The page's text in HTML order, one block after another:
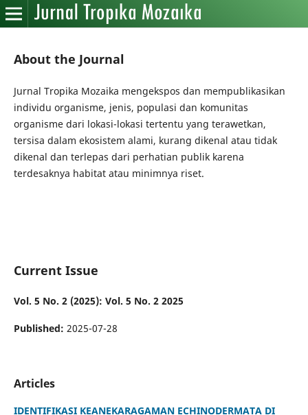
About the Journal
Jurnal Tropika Mozaika mengekspos dan mempublikasikan
individu organisme, jenis, populasi dan komunitas
organisme dari lokasi-lokasi tertentu yang terawetkan,
tersisa dalam ekosistem alami, kurang dikenal atau tidak
dikenal dan terlepas dari perhatian publik karena
terdesaknya habitat atau minimnya riset.
Current Issue
Vol. 5 No. 2 (2025): Vol. 5 No. 2 2025
Published: 2025-07-28
Articles
IDENTIFIKASI KEANEKARAGAMAN ECHINODERMATA DI